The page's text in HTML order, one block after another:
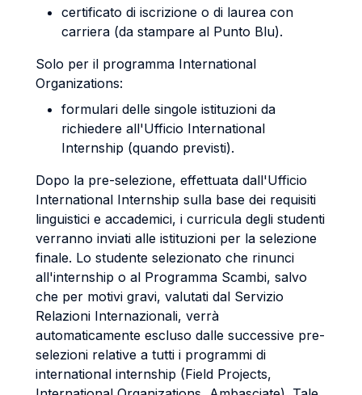
certificato di iscrizione o di laurea con
carriera (da stampare al Punto Blu).
Solo per il programma International
Organizations:
formulari delle singole istituzioni da
richiedere all'Ufficio International
Internship (quando previsti).
Dopo la pre-selezione, effettuata dall'Ufficio
International Internship sulla base dei requisiti
linguistici e accademici, i curricula degli studenti
verranno inviati alle istituzioni per la selezione
finale. Lo studente selezionato che rinunci
all'internship o al Programma Scambi, salvo
che per motivi gravi, valutati dal Servizio
Relazioni Internazionali, verrà
automaticamente escluso dalle successive pre-
selezioni relative a tutti i programmi di
international internship (Field Projects,